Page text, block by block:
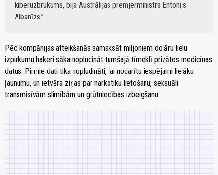
kiberuzbrukums, bija Austrālijas premjerministrs Entonijs
Albanīzs.
Pēc kompānijas atteikšanās samaksāt miljoniem dolāru lielu
izpirkumu hakeri sāka nopludināt tumšajā tīmeklī privātos medicīnas
datus. Pirmie dati tika nopludināti, lai nodarītu iespējami lielāku
ļaunumu, un ietvēra ziņas par narkotiku lietošanu, seksuāli
transmisīvām slimībām un grūtniecības izbeigšanu.